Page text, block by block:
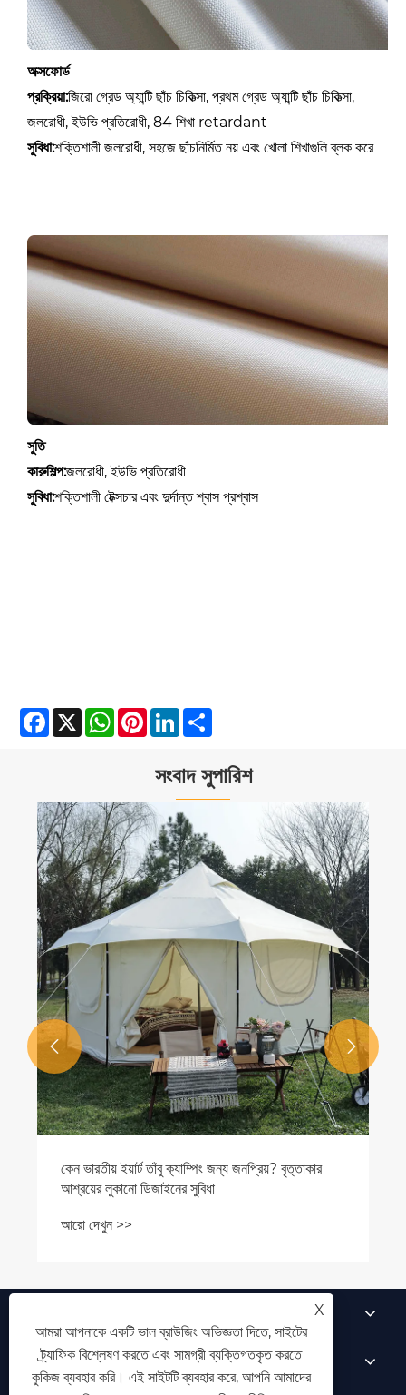
অক্সফোর্ড
প্রক্রিয়া:জিরো গ্রেড অ্যান্টি ছাঁচ চিকিত্সা, প্রথম গ্রেড অ্যান্টি ছাঁচ চিকিত্সা,
জলরোধী, ইউভি প্রতিরোধী, 84 শিখা retardant
সুবিধা:শক্তিশালী জলরোধী, সহজে ছাঁচনির্মিত নয় এবং খোলা শিখাগুলি ব্লক করে
সুতি
কারুশিল্প:জলরোধী, ইউভি প্রতিরোধী
সুবিধা:শক্তিশালী টেক্সচার এবং দুর্দান্ত শ্বাস প্রশ্বাস
Facebook
X WhatsApp
Pinterest
LinkedIn
সংবাদ সুপারিশ
কেন ভারতীয় ইয়ার্ট তাঁবু ক্যাম্পিং জন্য জনপ্রিয়? বৃত্তাকার
আশ্রয়ের লুকানো ডিজাইনের সুবিধা
আরো দেখুন >>
 
পণ্য
X
আমরা আপনাকে একটি ভাল ব্রাউজিং অভিজ্ঞতা দিতে, সাইটের
ট্র্যাফিক বিশ্লেষণ করতে এবং সামগ্রী ব্যক্তিগতকৃত করতে
কুকিজ ব্যবহার করি। এই সাইটটি ব্যবহার করে, আপনি আমাদের